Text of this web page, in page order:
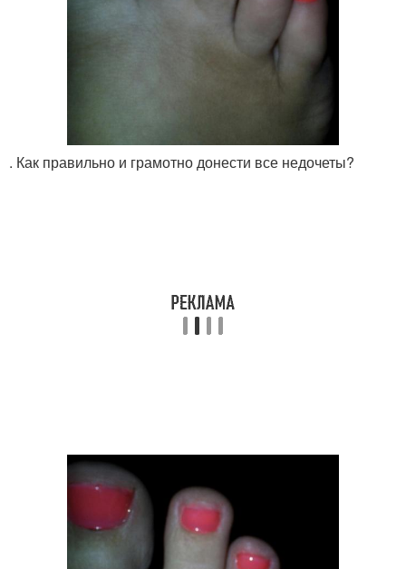
. Как правильно и грамотно донести все недочеты?